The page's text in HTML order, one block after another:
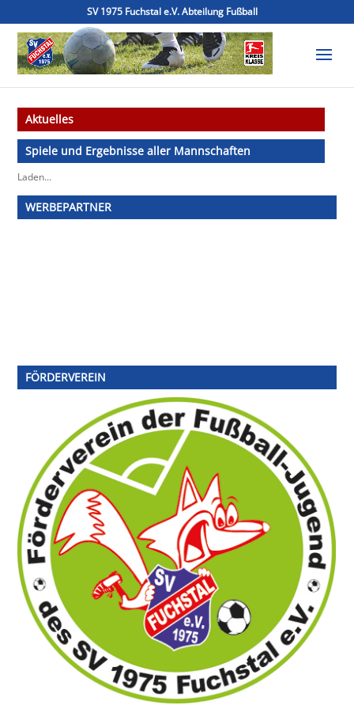
SV 1975 Fuchstal e.V. Abteilung Fußball
Aktuelles
Spiele und Ergebnisse aller Mannschaften
Laden...
WERBEPARTNER
FÖRDERVEREIN